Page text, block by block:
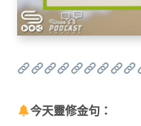
今天靈修金句：